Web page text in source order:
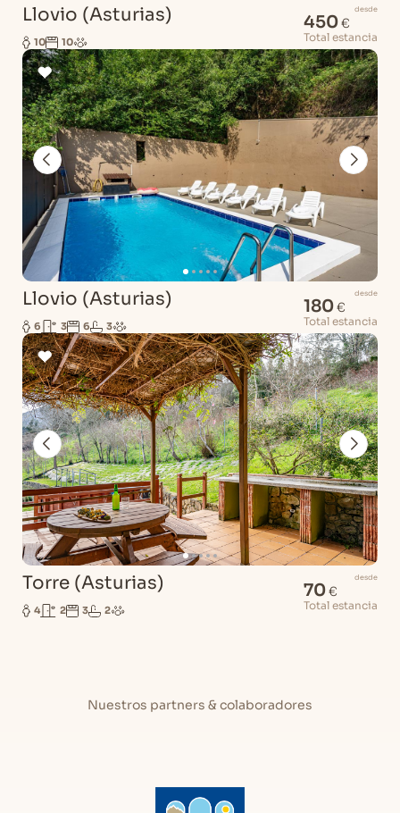
Llovio (Asturias)
10 10
desde
450€
Total estancia
Llovio (Asturias)
6 3 6 3
desde
180€
Total estancia
Torre (Asturias)
4 2 3 2
desde
70€
Total estancia
Nuestros partners & colaboradores